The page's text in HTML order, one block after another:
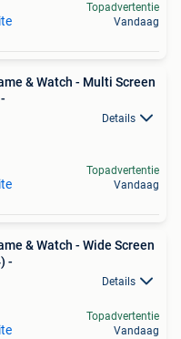
Topadvertentie
Vandaag
& Watch - Multi Screen
Details
Topadvertentie
Vandaag
& Watch - Wide Screen
-
Details
Topadvertentie
Vandaag